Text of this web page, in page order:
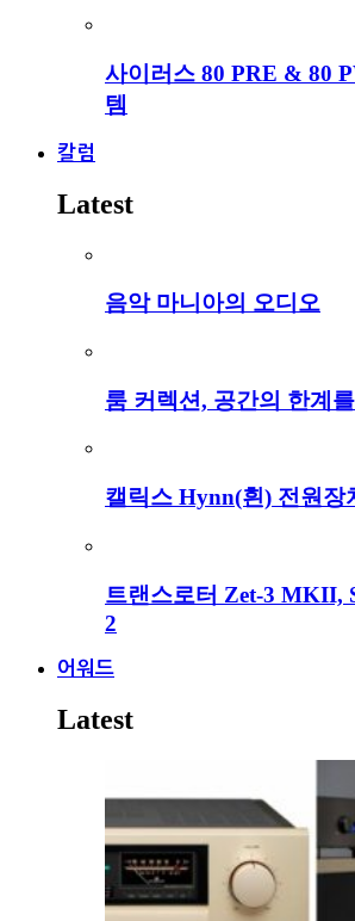
사이러스 80 PRE & 80
템
칼럼
Latest
음악 마니아의 오디오
룸 커렉션, 공간의 한계
캘릭스 Hynn(흰) 전원장
트랜스로터 Zet-3 MKII,
2
어워드
Latest